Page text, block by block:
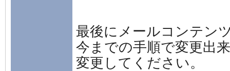
最後にメールコンテン
今までの手順で変更出
変更してください。